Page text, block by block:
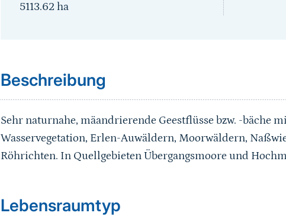
5113.62 ha
Beschreibung
Sehr naturnahe, mäandrierende Geestflüsse bzw. -bäche
Wasservegetation, Erlen-Auwäldern, Moorwäldern,
Röhrichten. In Quellgebieten Übergangsmoore und
Sprungmarke
Lebensraumtyp